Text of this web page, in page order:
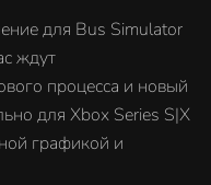
для Bus Simulator
ждут
процесса и новый
для Xbox Series S|X
графикой и